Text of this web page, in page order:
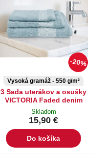
20%
Vysoká gramáž - 550 g/m²
3 Sada uterákov a osušky
VICTORIA Faded denim
Skladom
15,90 €
Do košíka